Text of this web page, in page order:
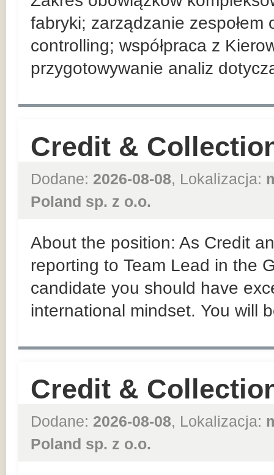
fabryki; zarządzanie
controlling; współpraca z
przygotowywanie analiz
Credit &
Dodane: 2026-08-08, Lokalizacja:
Poland sp. z o.o.
About the position: As Credit
reporting to Team Lead in the
candidate you should have
international mindset. You will
Credit &
Dodane: 2026-08-08, Lokalizacja:
Poland sp. z o.o.